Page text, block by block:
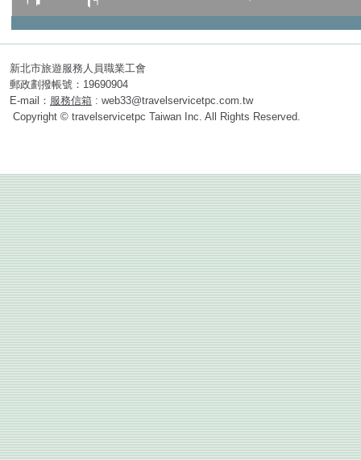
新北市旅遊服務人員職業工會
郵政劃撥帳號：19690904
E-mail： 服務信箱 : web33@travelservicetpc.com.tw
Copyright © travelservicetpc Taiwan Inc. All Rights Reserved.